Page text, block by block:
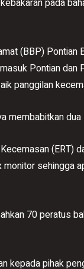
pada
(BBP)
Pontian dan
panggilan
membabitkan
(ERT)
sehingga
70 peratus
kepada pihak